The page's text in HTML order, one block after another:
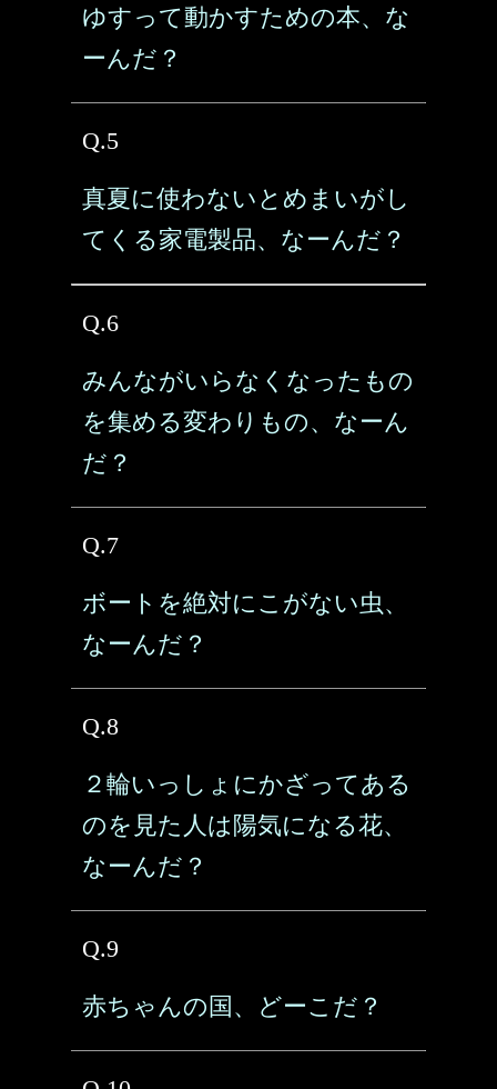
ゆすって動かすための本、な
ーんだ？
Q.5
真夏に使わないとめまいがし
てくる家電製品、なーんだ？
Q.6
みんながいらなくなったもの
を集める変わりもの、なーん
だ？
Q.7
ボートを絶対にこがない虫、
なーんだ？
Q.8
２輪いっしょにかざってある
のを見た人は陽気になる花、
なーんだ？
Q.9
赤ちゃんの国、どーこだ？